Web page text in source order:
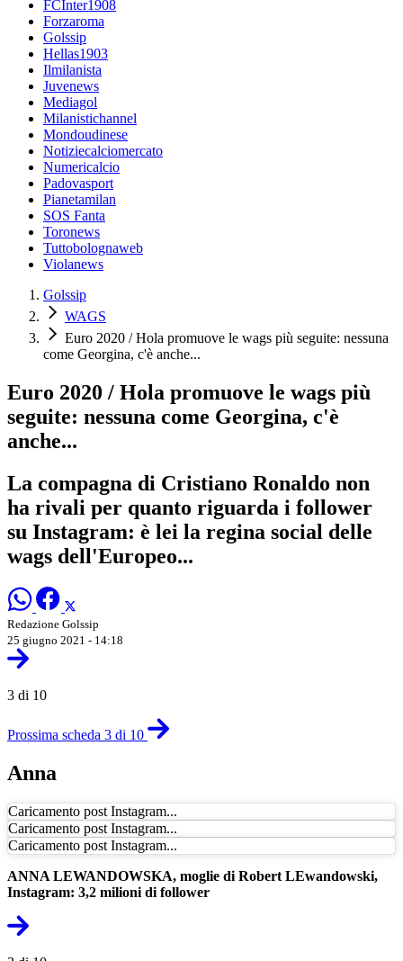
FCInter1908
Forzaroma
Golssip
Hellas1903
Ilmilanista
Juvenews
Mediagol
Milanistichannel
Mondoudinese
Notiziecalciomercato
Numericalcio
Padovasport
Pianetamilan
SOS Fanta
Toronews
Tuttobolognaweb
Violanews
Golssip
WAGS
Euro 2020 / Hola promuove le wags più seguite: nessuna
come Georgina, c'è anche...
Euro 2020 / Hola promuove le wags più
seguite: nessuna come Georgina, c'è
anche...
La compagna di Cristiano Ronaldo non
ha rivali per quanto riguarda i follower
su Instagram: è lei la regina social delle
wags dell'Europeo...
Redazione Golssip
25 giugno 2021 - 14:18
3 di 10
Prossima scheda 3 di 10
Anna
Caricamento post Instagram...
Caricamento post Instagram...
Caricamento post Instagram...
ANNA LEWANDOWSKA, moglie di Robert LEwandowski,
Instagram: 3,2 milioni di follower